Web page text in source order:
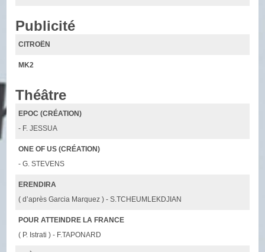
Publicité
CITROËN
MK2
Théâtre
EPOC (CRÉATION)
- F. JESSUA
ONE OF US (CRÉATION)
- G. STEVENS
ERENDIRA
( d’après Garcia Marquez ) - S.TCHEUMLEKDJIAN
POUR ATTEINDRE LA FRANCE
( P. Istrati ) - F.TAPONARD